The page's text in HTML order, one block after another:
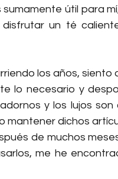
útil para
un té
los años, siento
lo necesario y
y los lujos
mantener dichos
de muchos
me he